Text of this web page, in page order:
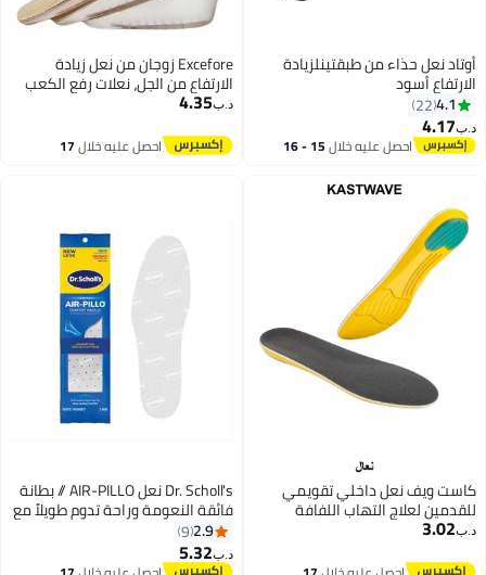
نعل حذاء من طبقتينلزيادة
أسود
4.1
22
4.17
احصل عليه خلال 15 - 16
Excefore زوجان من نعل زيادة
الارتفاع من الجل، نعلات رفع الكعب
غير المرئية، وسادات امتصاص
والنساء
د.ب‏4.35
احصل عليه خلال17
اغسطس
ويف نعل داخلي تقويمي
لعلاج التهاب اللفافة
نعل داخلي من إسفنج
بوصة، امتصاص ممتاز
3.02
Dr. Scholl's نعل AIR-PILLO // بطانة
فائقة النعومة وراحة تدوم طويلاً مع
طبقتين من الرغوة تناسب أي حذاء -
زوج واحد
2.9
9
د.ب‏5.32